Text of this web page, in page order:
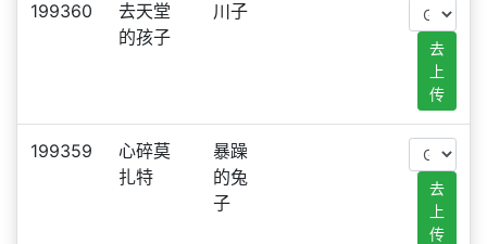
199360
去天堂
的孩子
川子
去
上
传
199359
心碎莫
扎特
暴躁
的兔
子
去
上
传